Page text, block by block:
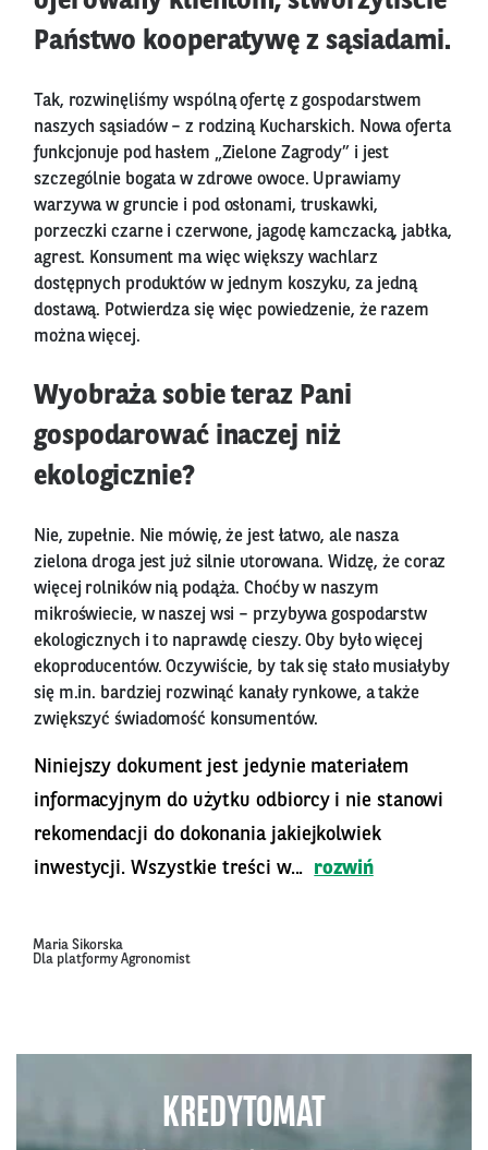
Państwo kooperatywę z sąsiadami.
Tak, rozwinęliśmy wspólną ofertę z gospodarstwem
naszych sąsiadów – z rodziną Kucharskich. Nowa oferta
funkcjonuje pod hasłem „Zielone Zagrody” i jest
szczególnie bogata w zdrowe owoce. Uprawiamy
warzywa w gruncie i pod osłonami, truskawki,
porzeczki czarne i czerwone, jagodę kamczacką, jabłka,
agrest. Konsument ma więc większy wachlarz
dostępnych produktów w jednym koszyku, za jedną
dostawą. Potwierdza się więc powiedzenie, że razem
można więcej.
Wyobraża sobie teraz Pani
gospodarować inaczej niż
ekologicznie?
Nie, zupełnie. Nie mówię, że jest łatwo, ale nasza
zielona droga jest już silnie utorowana. Widzę, że coraz
więcej rolników nią podąża. Choćby w naszym
mikroświecie, w naszej wsi – przybywa gospodarstw
ekologicznych i to naprawdę cieszy. Oby było więcej
ekoproducentów. Oczywiście, by tak się stało musiałyby
się m.in. bardziej rozwinąć kanały rynkowe, a także
zwiększyć świadomość konsumentów.
Niniejszy dokument jest jedynie materiałem
informacyjnym do użytku odbiorcy i nie stanowi
rekomendacji do dokonania jakiejkolwiek
inwestycji. Wszystkie treści w...
rozwiń
Maria Sikorska
Dla platformy Agronomist
KREDYTOMAT